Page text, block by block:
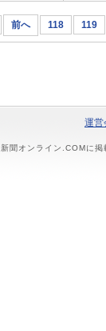
前へ 118 119
運営
新聞オンライン.COMに